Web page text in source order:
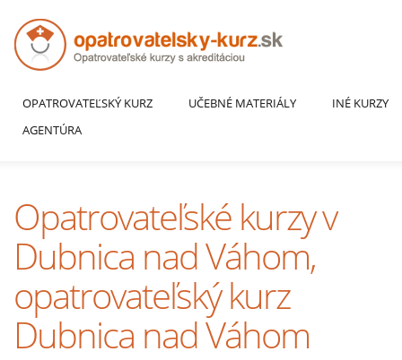
OPATROVATEĽSKÝ KURZ UČEBNÉ MATERIÁLY
INÉ KURZY
AGENTÚRA
Opatrovateľské kurzy v
Dubnica nad Váhom,
opatrovateľský kurz
Dubnica nad Váhom